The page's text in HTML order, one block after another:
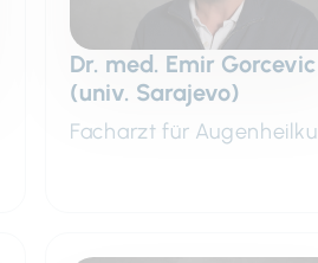
Dr. med. Emir Gorcevic
(univ. Sarajevo)
Facharzt für